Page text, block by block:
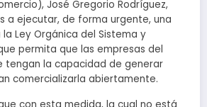
José Gregorio Rodríguez,
a ejecutar, de forma urgente, una
Ley Orgánica del Sistema y
permita que las empresas del
tengan la capacidad de generar
comercializarla abiertamente.